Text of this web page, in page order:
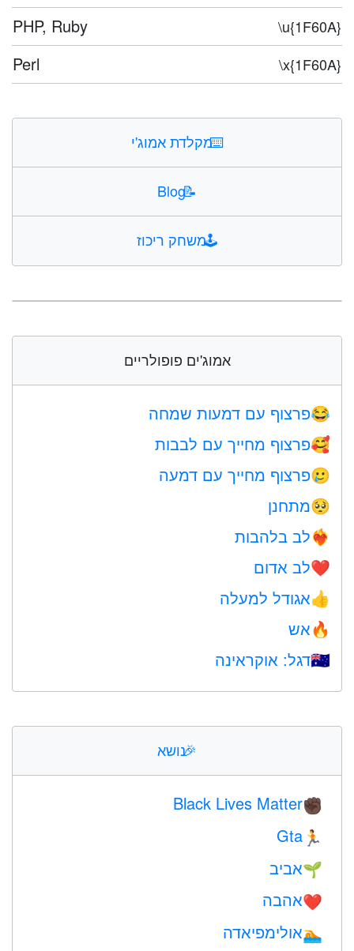
PHP, Ruby \u{1F60A}
Perl \x{1F60A}
⌨️מקלדת אמוג'י
📝
Blog
🕹️משחק ריכוז
אמוג'ים פופולריים
😂פרצוף עם דמעות שמחה
🥰פרצוף מחייך עם לבבות
🥲פרצוף מחייך עם דמעה
🥺מתחנן
❤️‍🔥לב בלהבות
❤️לב אדום
👍אגודל למעלה
🔥אש
🇺🇦דגל: אוקראינה
🎉נושא
✊🏿
Black Lives Matter
🏃
Gta
🌱אביב
❤️️אהבה
🏊אולימפיאדה